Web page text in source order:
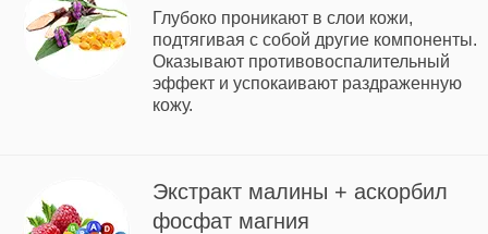
Глубоко проникают в слои кожи,
подтягивая с собой другие компоненты.
Оказывают противовоспалительный
эффект и успокаивают раздраженную
кожу.
Экстракт малины + аскорбил
фосфат магния